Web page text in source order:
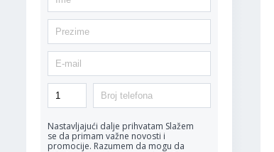
Nastavljajući dalje prihvatam Slažem
se da primam važne novosti i
promocije. Razumem da mogu da